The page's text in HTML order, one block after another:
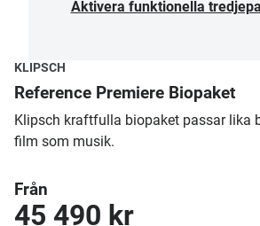
Aktivera funktionella
KLIPSCH
Reference Premiere Biopaket
Klipsch kraftfulla biopaket passar lika
film som musik.
Från
45 490 kr